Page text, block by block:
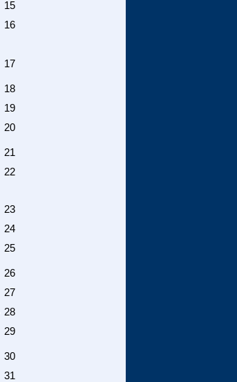
15
16
17
18
19
20
21
22
23
24
25
26
27
28
29
30
31